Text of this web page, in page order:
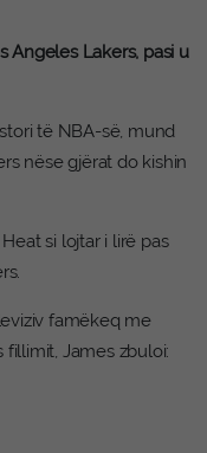
Angeles Lakers, pasi u
të NBA-së, mund
nëse gjërat do kishin
si lojtar i lirë pas
famëkeq me
fillimit, James zbuloi: